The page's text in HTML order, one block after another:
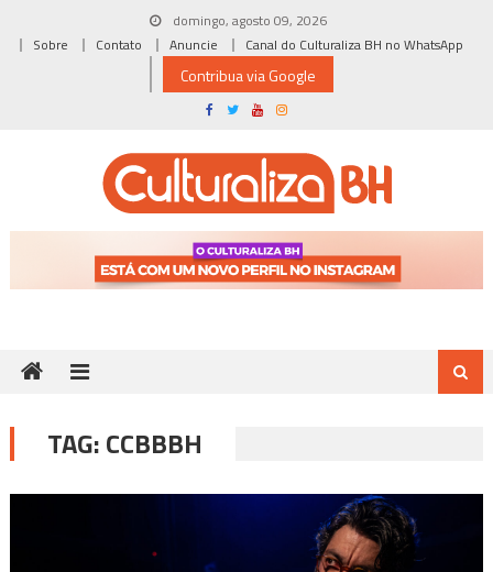
domingo, agosto 09, 2026
Sobre
Contato Anuncie Canal do Culturaliza BH no WhatsApp
Contribua via Google
TAG:CCBBBH